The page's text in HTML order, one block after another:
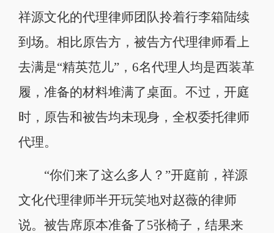
祥源文化的代理律师团队拎着行李箱陆续
到场。相比原告方，被告方代理律师看上
去满是“精英范儿”，6名代理人均是西装革
履，准备的材料堆满了桌面。不过，开庭
时，原告和被告均未现身，全权委托律师
代理。
“你们来了这么多人？”开庭前，祥源
文化代理律师半开玩笑地对赵薇的律师
说。被告席原本准备了5张椅子，结果来